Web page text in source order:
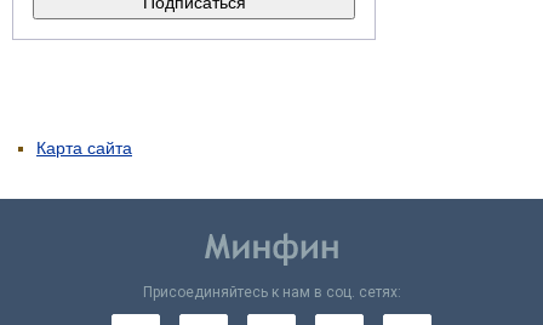
Карта сайта
Присоединяйтесь к нам в соц. сетях: